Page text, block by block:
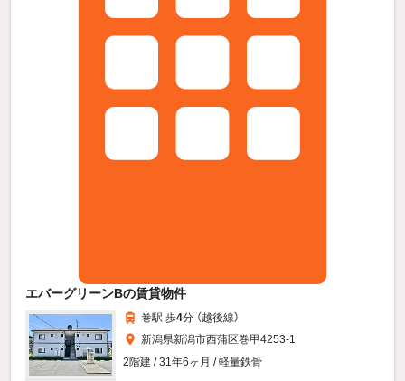
エバーグリーンBの賃貸物件
巻駅 歩4分 （越後線）
新潟県新潟市西蒲区巻甲4253-1
2階建 / 31年6ヶ月 / 軽量鉄骨